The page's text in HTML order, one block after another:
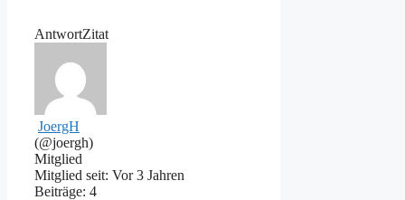
AntwortZitat
JoergH
(@joergh)
Mitglied
Mitglied seit: Vor 3 Jahren
Beiträge: 4